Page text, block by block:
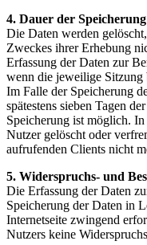
4. Dauer der Speicherung
Die Daten werden
Zweckes ihrer Erhebung
Erfassung der Daten zur
wenn die jeweilige Sitzung
Im Falle der Speicherung
spätestens sieben Tagen
Speicherung ist möglich.
Nutzer gelöscht oder
aufrufenden Clients nicht
5. Widerspruchs- und
Die Erfassung der Daten
Speicherung der Daten in
Internetseite zwingend
Nutzers keine